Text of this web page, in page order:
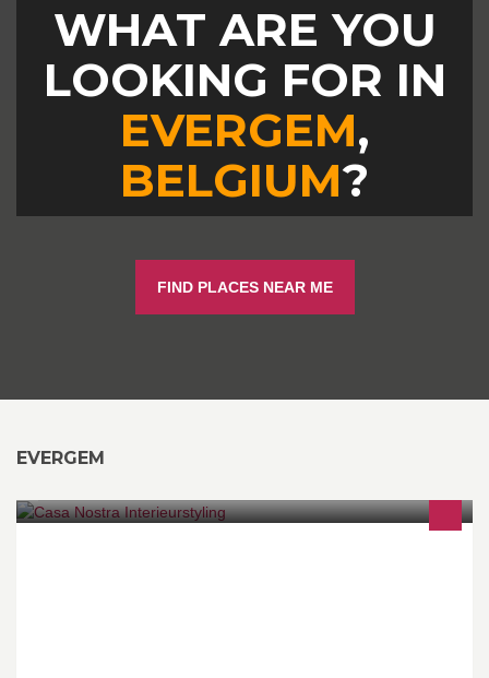
WHAT ARE YOU
LOOKING FOR IN
EVERGEM,
BELGIUM?
FIND PLACES NEAR ME
EVERGEM